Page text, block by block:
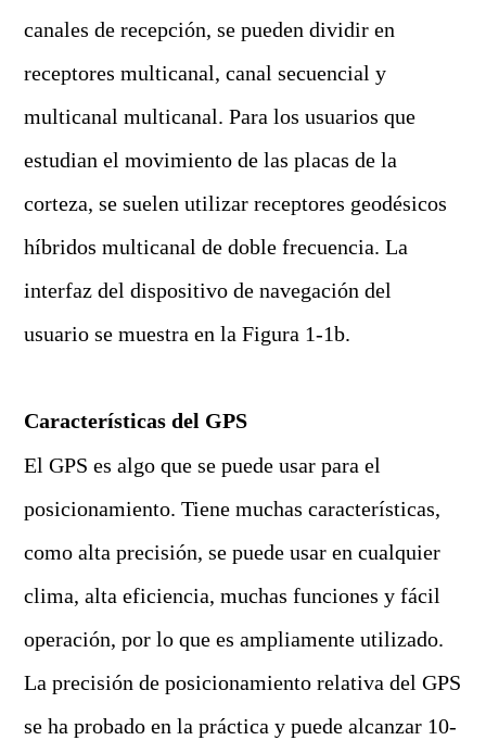
canales de recepción, se pueden dividir en
receptores multicanal, canal secuencial y
multicanal multicanal. Para los usuarios que
estudian el movimiento de las placas de la
corteza, se suelen utilizar receptores geodésicos
híbridos multicanal de doble frecuencia. La
interfaz del dispositivo de navegación del
usuario se muestra en la Figura 1-1b.
Características del GPS
El GPS es algo que se puede usar para el
posicionamiento. Tiene muchas características,
como alta precisión, se puede usar en cualquier
clima, alta eficiencia, muchas funciones y fácil
operación, por lo que es ampliamente utilizado.
La precisión de posicionamiento relativa del GPS
se ha probado en la práctica y puede alcanzar 10-